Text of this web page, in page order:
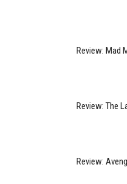
Review: Mad
Review: The
Review: